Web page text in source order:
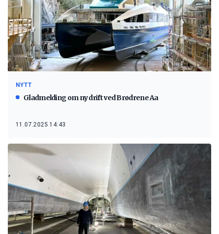
NYTT
Gladmelding om ny drift ved Brødrene Aa
11.07.2025 14:43